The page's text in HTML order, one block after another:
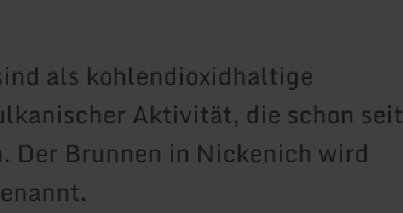
als kohlendioxidhaltige
Aktivität, die schon seit
Der Brunnen in Nickenich wird